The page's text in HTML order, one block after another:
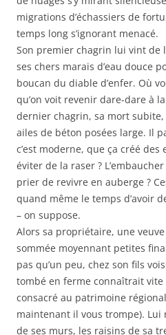
migrations d’échassiers de
temps long s’ignorant menacé.
Son premier chagrin lui vint de
ses chers marais d’eau douce
boucan du diable d’enfer. Où
qu’on voit revenir dare-dare à
dernier chagrin, sa mort
ailes de béton posées large. Il
c’est moderne, que ça créé
éviter de la raser ?
prier de revivre en auberge ?
quand même le temps d’avoir
– on suppose.
Alors sa propriétaire, une
sommée moyennant petites
pas qu’un peu, chez son fils
tombé en ferme connaîtrait vite
consacré au patrimoine
maintenant il vous trompe).
de ses murs, les raisins de sa